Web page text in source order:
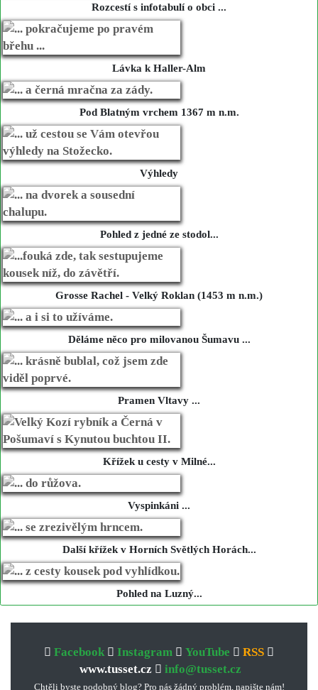
Rozcestí s infotabulí o obci ...
Lávka k Haller-Alm
Pod Blatným vrchem 1367 m n.m.
Výhledy
Pohled z jedné ze stodol...
Grosse Rachel - Velký Roklan (1453 m n.m.)
Děláme něco pro milovanou Šumavu ...
Pramen Vltavy ...
Křížek u cesty v Milné...
Vyspinkáni ...
Další křížek v Horních Světlých Horách...
Pohled na Luzný...
Facebook Instagram YouTube
RSS
www.tusset.cz
info@tusset.cz
Chtěli byste podobný blog? Pro nás žádný problém, napište nám!